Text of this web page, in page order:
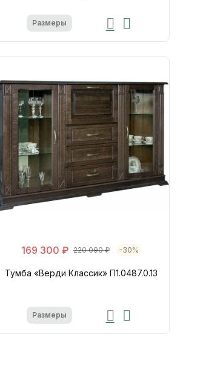
Размеры
169 300 ₽ 220 090 ₽ -30%
Тумба «Верди Классик» П1.0487.0.13
Размеры